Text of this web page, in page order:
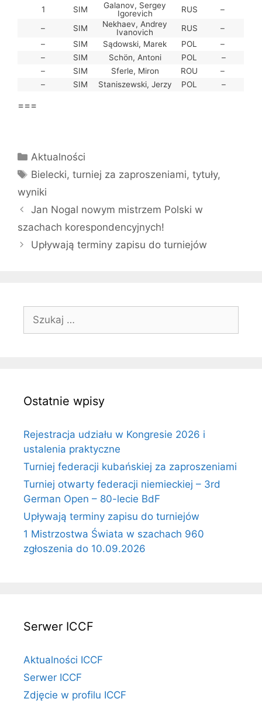
1 SIM
Galanov, Sergey
Igorevich
RUS
–
–
SIM
Nekhaev, Andrey
Ivanovich
RUS
–
–
SIM Sądowski, Marek POL
–
–
SIM Schön, Antoni POL
–
–
SIM Sferle, Miron ROU
–
–
SIM Staniszewski, Jerzy POL –
===
Kategorie
Aktualności
Tagi
Bielecki,turniej za zaproszeniami,tytuły,
wyniki
Jan Nogal nowym mistrzem Polski w
szachach korespondencyjnych!
Upływają terminy zapisu do turniejów
Ostatnie wpisy
Rejestracja udziału w Kongresie 2026 i
ustalenia praktyczne
Turniej federacji kubańskiej za zaproszeniami
Turniej otwarty federacji niemieckiej – 3rd
German Open – 80-lecie BdF
Upływają terminy zapisu do turniejów
1 Mistrzostwa Świata w szachach 960
zgłoszenia do 10.09.2026
Serwer ICCF
Aktualności ICCF
Serwer ICCF
Zdjęcie w profilu ICCF